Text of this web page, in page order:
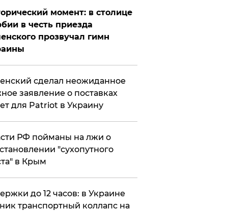
момент: в столице
в честь приезда
прозвучал гимн
сделал неожиданное
заявление о поставках
для Patriot в Украину
РФ пойманы на лжи о
"сухопутного
в Крым
до 12 часов: в Украине
транспортный коллапс на